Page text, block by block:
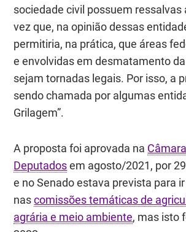
sociedade civil possuem
vez que, na opinião dessas
permitiria, na prática, que áreas
e envolvidas em desmatamento
sejam tornadas legais. Por isso, a
sendo chamada por algumas
Grilagem”.
A proposta foi aprovada na
Deputadosem agosto/2021, por
e no Senado estava prevista para
nascomissões temáticas de
agrária e meio ambiente, mas isto